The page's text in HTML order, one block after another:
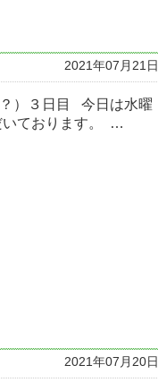
2021年07月21日
）３日目 今日は水曜
いております。 …
2021年07月20日